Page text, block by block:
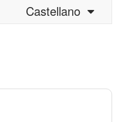
Castellano